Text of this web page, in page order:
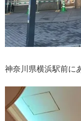
神奈川県横浜駅前に